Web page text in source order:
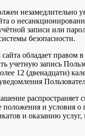
незамедлительно
о
записи или
безопасности.
обладает правом
учетную запись
12 (двенадцати)
распространяет
положения и условия о
и оказанию услуг,